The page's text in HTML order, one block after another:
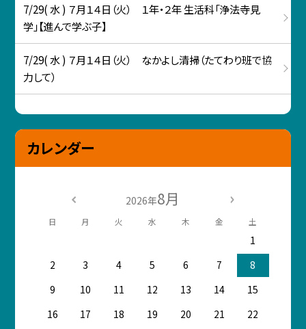
7/29( 水 ) ７月１４日（火） １年・２年 生活科「浄法寺見
学」【進んで学ぶ子】
7/29( 水 ) ７月１４日（火） なかよし清掃（たてわり班で協
力して）
カレンダー
2026年8月
日 月 火 水 木 金 土
1
2
3 4 5 6 7
8
9
10 11 12 13 14
15
16
17 18 19 20 21
22